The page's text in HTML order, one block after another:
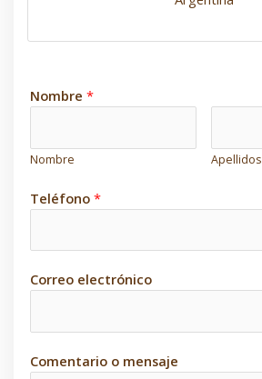
Nombre *
Nombre Apellidos
Teléfono *
Correo electrónico
Comentario o mensaje